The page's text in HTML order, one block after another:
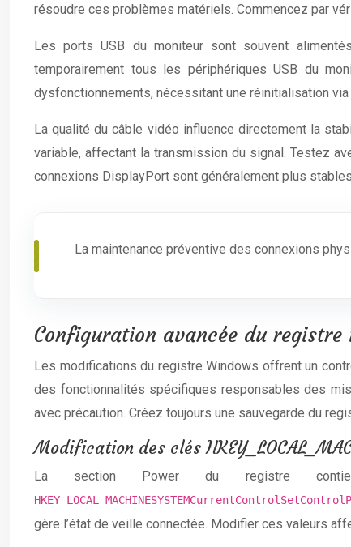
résoudre ces problèmes matériels. Commencez par
Les ports USB du moniteur sont souvent
temporairement tous les périphériques USB du
dysfonctionnements, nécessitant une réinitialisation
La qualité du câble vidéo influence directement la
variable, affectant la transmission du signal. Testez
connexions DisplayPort sont généralement plus
La maintenance préventive des connexions
Configuration avancée du
Les modifications du registre Windows offrent un
des fonctionnalités spécifiques responsables des
avec précaution. Créez toujours une sauvegarde du
Modification des clés
La section Power du registre
gère l’état de veille connectée. Modifier ces valeurs